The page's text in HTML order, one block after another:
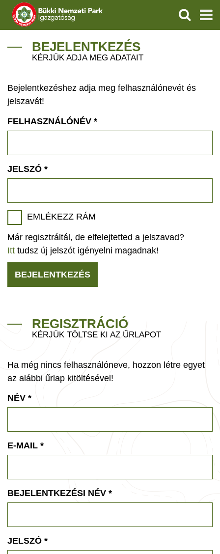
IGAZGATÓSÁG
VÍZVÉDELEM
ÖKOTURIZMUS
GEOPARKOK
KERESÉS
BEJELENTKEZÉS
KÉRJÜK ADJA MEG ADATAIT
Bejelentkezéshez adja meg felhasználónevét és
jelszavát!
FELHASZNÁLÓNÉV *
JELSZÓ *
EMLÉKEZZ RÁM
Már regisztráltál, de elfelejtetted a jelszavad?
Itt tudsz új jelszót igényelni magadnak!
BEJELENTKEZÉS
REGISZTRÁCIÓ
KÉRJÜK TÖLTSE KI AZ ŰRLAPOT
Ha még nincs felhasználóneve, hozzon létre egyet
az alábbi űrlap kitöltésével!
NÉV *
E-MAIL *
BEJELENTKEZÉSI NÉV *
JELSZÓ *